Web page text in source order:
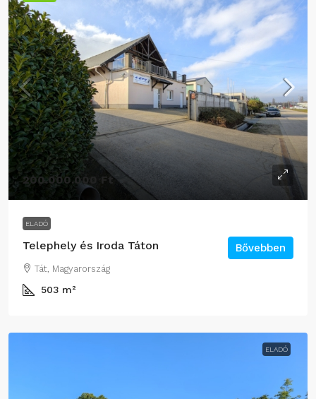
200.000.000 Ft
ELADÓ
Telephely és Iroda Táton
Tát, Magyarország
503 m²
Bővebben
ELADÓ